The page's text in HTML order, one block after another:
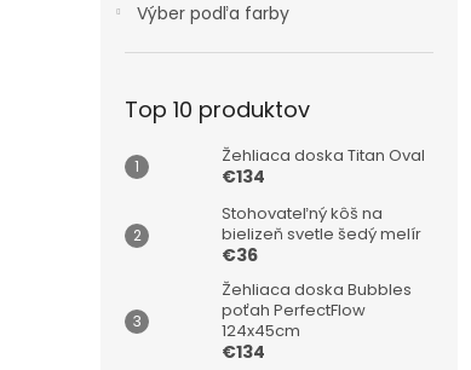
Výber podľa farby
Top 10 produktov
Žehliaca doska Titan Oval
€134
Stohovateľný kôš na
bielizeň svetle šedý melír
€36
Žehliaca doska Bubbles
poťah PerfectFlow
124x45cm
€134